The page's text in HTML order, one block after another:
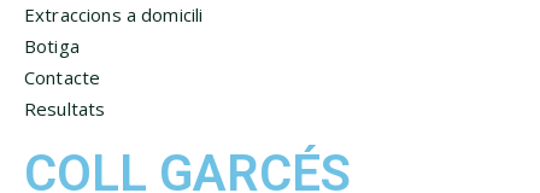
Extraccions a domicili
Botiga
Contacte
Resultats
COLL GARCÉS